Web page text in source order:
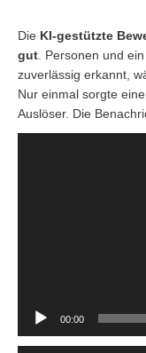
Die KI-gestützte
gut . Personen und
zuverlässig erkannt,
Nur einmal sorgte
Auslöser. Die
00:00